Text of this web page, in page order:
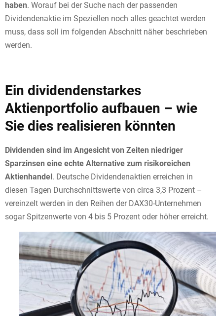
haben. Worauf bei der Suche nach der passenden
Dividendenaktie im Speziellen noch alles geachtet werden
muss, dass soll im folgenden Abschnitt näher beschrieben
werden.
Ein dividendenstarkes
Aktienportfolio aufbauen – wie
Sie dies realisieren könnten
Dividenden sind im Angesicht von Zeiten niedriger
Sparzinsen eine echte Alternative zum risikoreichen
Aktienhandel . Deutsche Dividendenaktien erreichen in
diesen Tagen Durchschnittswerte von circa 3,3 Prozent –
vereinzelt werden in den Reihen der DAX30-Unternehmen
sogar Spitzenwerte von 4 bis 5 Prozent oder höher erreicht.